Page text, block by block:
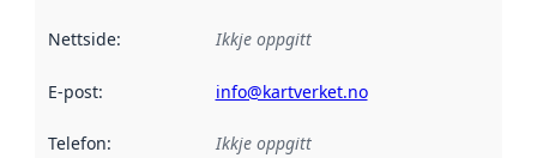
Nettside: Ikkje oppgitt
E-post: info@kartverket.no
Telefon: Ikkje oppgitt